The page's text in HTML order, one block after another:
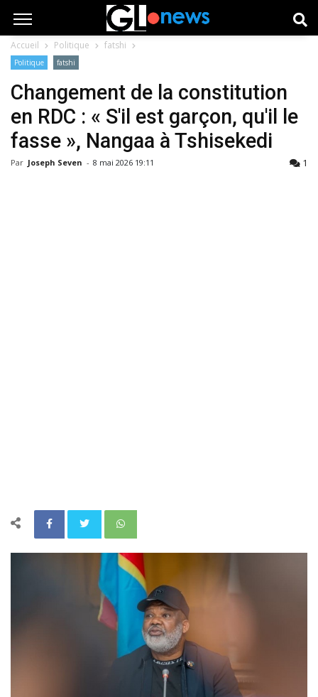
Accueil Politique fatshi
Politique fatshi
Changement de la constitution
en RDC : « S'il est garçon, qu'il le
fasse », Nangaa à Tshisekedi
Par Joseph Seven - 8 mai 2026 19:11 1